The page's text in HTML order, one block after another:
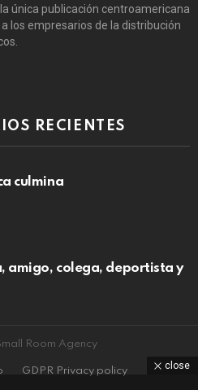
única publicación centroamericana
los empresarios de la distribución
RECIENTES
culmina
amigo, colega, deportista y
Room Agency
GDPR Privacy policy close